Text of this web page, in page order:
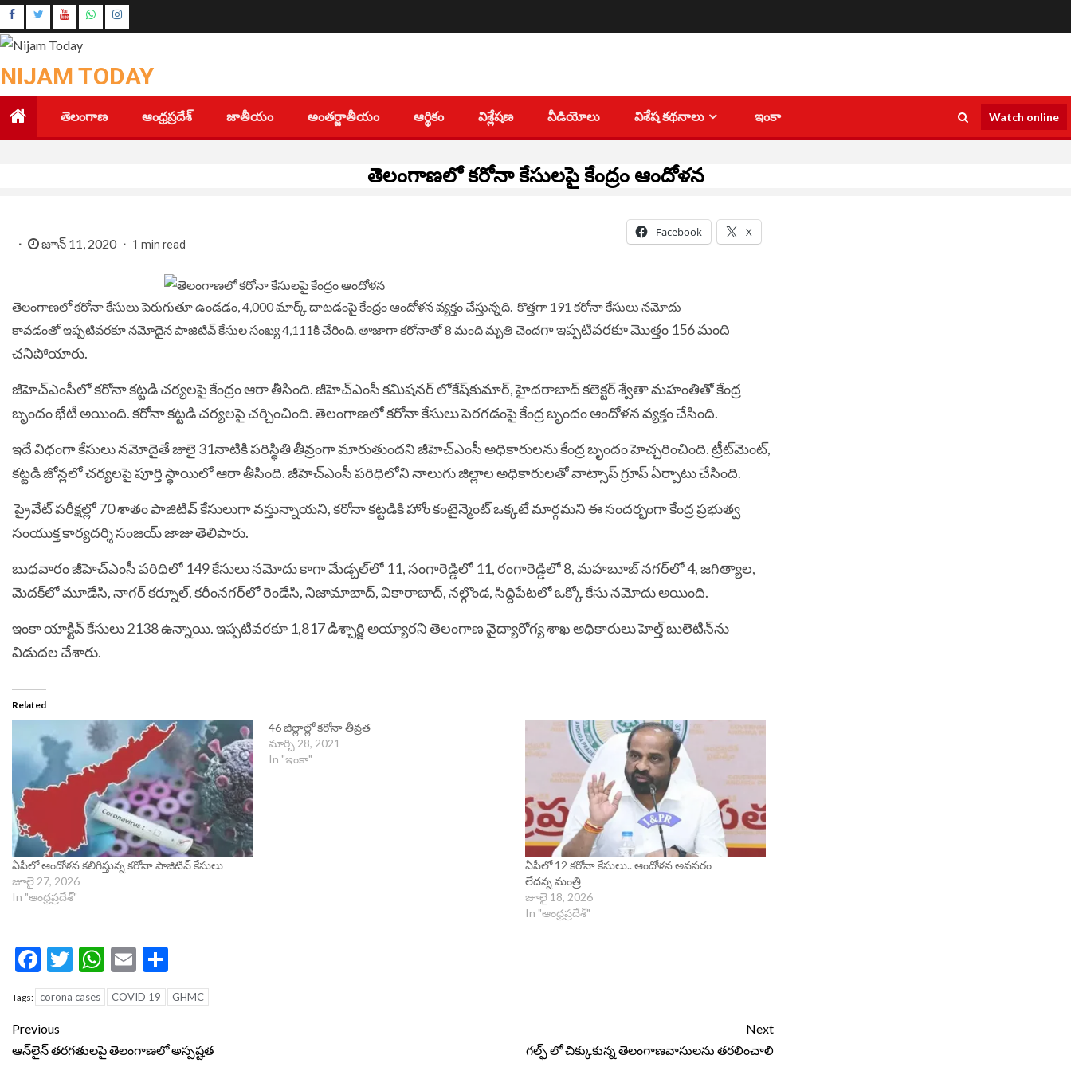
Skip
to
content
Youtube
Instagram
NIJAM TODAY
తెలంగాణ ఆంధ్రప్రదేశ్ జాతీయం అంతర్జాతీయం ఆర్థికం విశ్లేషణ వీడియోలు విశేష కథనాలు ఇంకా Watch online
తెలంగాణలో కరోనా కేసులపై కేంద్రం ఆందోళన
జూన్ 11, 2020 1 min read
Facebook X
తెలంగాణలో కరోనా కేసులు పెరుగుతూ ఉండడం, 4,000 మార్క్ దాటడంపై కేంద్రం ఆందోళన వ్యక్తం చేస్తున్నది. కొత్తగా 191 కరోనా కేసులు నమోదు
కావడంతో ఇప్పటివరకూ నమోదైన పాజిటివ్ కేసుల సంఖ్య 4,111కి చేరింది. తాజాగా కరోనాతో 8 మంది మృతి చెందగా ఇప్పటివరకూ మొత్తం 156 మంది
చనిపోయారు.
జీహెచ్‌ఎంసీలో కరోనా కట్టడి చర్యలపై కేంద్రం ఆరా తీసింది. జీహెచ్‌ఎంసీ కమిషనర్‌ లోకేష్‌కుమార్‌, హైదరాబాద్‌ కలెక్టర్‌ శ్వేతా మహంతితో కేంద్ర
బృందం భేటీ అయింది. కరోనా కట్టడి చర్యలపై చర్చించింది. తెలంగాణలో కరోనా కేసులు పెరగడంపై కేంద్ర బృందం ఆందోళన వ్యక్తం చేసింది.
ఇదే విధంగా కేసులు నమోదైతే జులై 31నాటికి పరిస్థితి తీవ్రంగా మారుతుందని జీహెచ్‌ఎంసీ అధికారులను కేంద్ర బృందం హెచ్చరించింది. ట్రీట్‌మెంట్‌,
కట్టడి జోన్లలో చర్యలపై పూర్తి స్థాయిలో ఆరా తీసింది. జీహెచ్‌ఎంసీ పరిధిలోని నాలుగు జిల్లాల అధికారులతో వాట్సాప్‌ గ్రూప్ ఏర్పాటు చేసింది.
ప్రైవేట్‌ పరీక్షల్లో 70 శాతం పాజిటివ్‌ కేసులుగా వస్తున్నాయని, కరోనా కట్టడికి హోం కంటైన్మెంట్‌ ఒక్కటే మార్గమని ఈ సందర్భంగా కేంద్ర ప్రభుత్వ
సంయుక్త కార్యదర్శి సంజయ్‌ జాజు తెలిపారు.
బుధవారం జీహెచ్‌ఎంసీ పరిధిలో 149 కేసులు నమోదు కాగా మేడ్చల్‌లో 11, సంగారెడ్డిలో 11, రంగారెడ్డిలో 8, మహబూబ్ నగర్‌లో 4, జగిత్యాల,
మెదక్‌లో మూడేసి, నాగర్ కర్నూల్, కరీంనగర్‌లో రెండేసి, నిజామాబాద్, వికారాబాద్, నల్గొండ, సిద్దిపేటలో ఒక్కో కేసు నమోదు అయింది.
ఇంకా యాక్టివ్ కేసులు 2138 ఉన్నాయి. ఇప్పటివరకూ 1,817 డిశ్చార్జి అయ్యారని తెలంగాణ వైద్యారోగ్య శాఖ అధికారులు హెల్త్ బులెటిన్‌ను
విడుదల చేశారు.
Related
ఏపీలో ఆందోళన కలిగిస్తున్న కరోనా పాజిటివ్ కేసులు
జూలై 27, 2026
In "ఆంధ్రప్రదేశ్"
46 జిల్లాల్లో కరోనా తీవ్రత
మార్చి 28, 2021
In "ఇంకా"
ఏపీలో 12 కరోనా కేసులు.. ఆందోళన అవసరం
లేదన్న మంత్రి
జూలై 18, 2026
In "ఆంధ్రప్రదేశ్"
Facebook
Twitter
WhatsApp
Email
Tags: corona cases COVID 19 GHMC
Continue
Reading
Previous
ఆన్‌లైన్‌ తరగతులపై తెలంగాణలో అస్పష్టత
Next
గల్ఫ్ లో చిక్కుకున్న తెలంగాణవాసులను తరలించాలి